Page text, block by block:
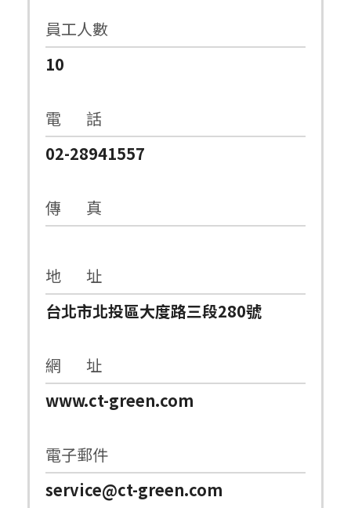
員工人數
10
電 話
02-28941557
傳 真
地 址
台北市北投區大度路三段280號
網 址
www.ct-green.com
電子郵件
service@ct-green.com